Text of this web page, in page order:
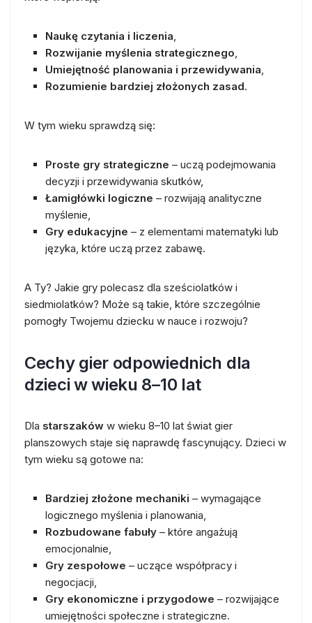
Naukę czytania i liczenia,
Rozwijanie myślenia strategicznego,
Umiejętność planowania i przewidywania,
Rozumienie bardziej złożonych zasad.
W tym wieku sprawdzą się:
Proste gry strategiczne – uczą podejmowania
decyzji i przewidywania skutków,
Łamigłówki logiczne – rozwijają analityczne
myślenie,
Gry edukacyjne – z elementami matematyki lub
języka, które uczą przez zabawę.
A Ty? Jakie gry polecasz dla sześciolatków i
siedmiolatków? Może są takie, które szczególnie
pomogły Twojemu dziecku w nauce i rozwoju?
Cechy gier odpowiednich dla
dzieci w wieku 8–10 lat
Dla starszaków w wieku 8–10 lat świat gier
planszowych staje się naprawdę fascynujący. Dzieci w
tym wieku są gotowe na:
Bardziej złożone mechaniki – wymagające
logicznego myślenia i planowania,
Rozbudowane fabuły – które angażują
emocjonalnie,
Gry zespołowe – uczące współpracy i
negocjacji,
Gry ekonomiczne i przygodowe – rozwijające
umiejętności społeczne i strategiczne.